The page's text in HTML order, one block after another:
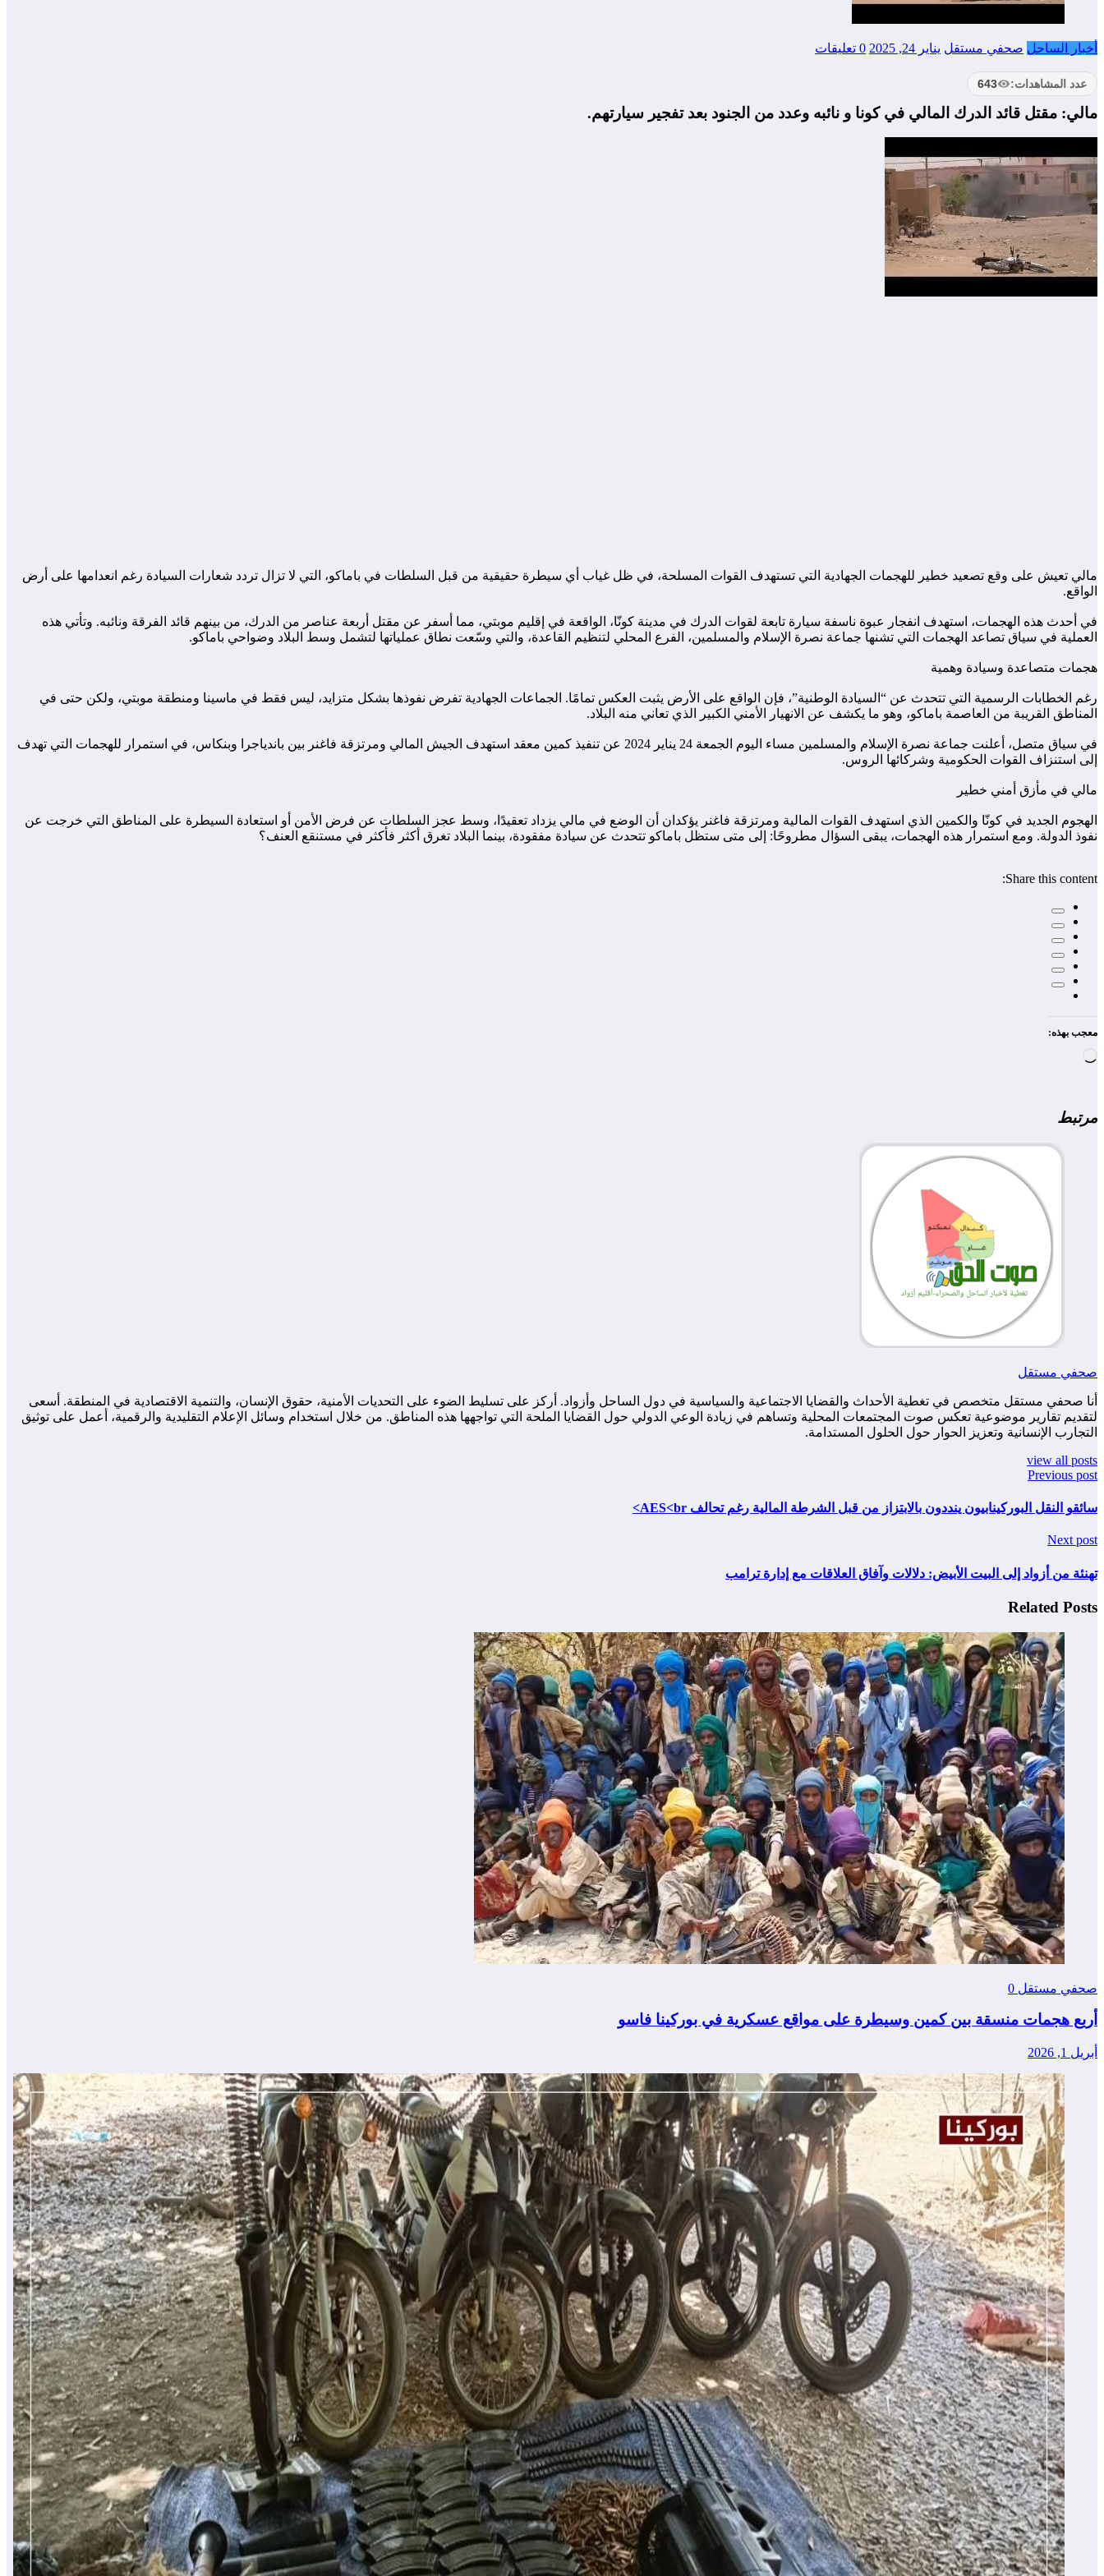
أخبار الساحل صحفي مستقل يناير 24, 2025 0 تعليقات
عدد المشاهدات: 643
مالي: مقتل قائد الدرك المالي في كونا و نائبه وعدد من الجنود بعد تفجير سيارتهم.
مالي تعيش على وقع تصعيد خطير للهجمات الجهادية التي تستهدف القوات المسلحة، في ظل غياب أي سيطرة حقيقية من قبل السلطات في باماكو، التي لا تزال تردد شعارات السيادة رغم انعدامها على أرض
الواقع.
في أحدث هذه الهجمات، استهدف انفجار عبوة ناسفة سيارة تابعة لقوات الدرك في مدينة كونّا، الواقعة في إقليم موبتي، مما أسفر عن مقتل أربعة عناصر من الدرك، من بينهم قائد الفرقة ونائبه. وتأتي هذه
العملية في سياق تصاعد الهجمات التي تشنها جماعة نصرة الإسلام والمسلمين، الفرع المحلي لتنظيم القاعدة، والتي وسّعت نطاق عملياتها لتشمل وسط البلاد وضواحي باماكو.
هجمات متصاعدة وسيادة وهمية
رغم الخطابات الرسمية التي تتحدث عن “السيادة الوطنية”، فإن الواقع على الأرض يثبت العكس تمامًا. الجماعات الجهادية تفرض نفوذها بشكل متزايد، ليس فقط في ماسينا ومنطقة موبتي، ولكن حتى في
المناطق القريبة من العاصمة باماكو، وهو ما يكشف عن الانهيار الأمني الكبير الذي تعاني منه البلاد.
في سياق متصل، أعلنت جماعة نصرة الإسلام والمسلمين مساء اليوم الجمعة 24 يناير 2024 عن تنفيذ كمين معقد استهدف الجيش المالي ومرتزقة فاغنر بين باندياجرا وبنكاس، في استمرار للهجمات التي تهدف
إلى استنزاف القوات الحكومية وشركائها الروس.
مالي في مأزق أمني خطير
الهجوم الجديد في كونّا والكمين الذي استهدف القوات المالية ومرتزقة فاغنر يؤكدان أن الوضع في مالي يزداد تعقيدًا، وسط عجز السلطات عن فرض الأمن أو استعادة السيطرة على المناطق التي خرجت عن
نفوذ الدولة. ومع استمرار هذه الهجمات، يبقى السؤال مطروحًا: إلى متى ستظل باماكو تتحدث عن سيادة مفقودة، بينما البلاد تغرق أكثر فأكثر في مستنقع العنف؟
Share this content:
معجب بهذه:
مرتبط
صحفي مستقل
أنا صحفي مستقل متخصص في تغطية الأحداث والقضايا الاجتماعية والسياسية في دول الساحل وأزواد. أركز على تسليط الضوء على التحديات الأمنية، حقوق الإنسان، والتنمية الاقتصادية في المنطقة. أسعى
لتقديم تقارير موضوعية تعكس صوت المجتمعات المحلية وتساهم في زيادة الوعي الدولي حول القضايا الملحة التي تواجهها هذه المناطق. من خلال استخدام وسائل الإعلام التقليدية والرقمية، أعمل على توثيق
التجارب الإنسانية وتعزيز الحوار حول الحلول المستدامة.
view all posts
Previous post
سائقو النقل البوركينابيون ينددون بالابتزاز من قبل الشرطة المالية رغم تحالف AES<br>
Next post
تهنئة من أزواد إلى البيت الأبيض: دلالات وآفاق العلاقات مع إدارة ترامب
Related Posts
صحفي مستقل 0
أربع هجمات منسقة بين كمين وسيطرة على مواقع عسكرية في بوركينا فاسو
أبريل 1, 2026